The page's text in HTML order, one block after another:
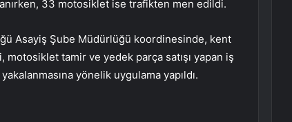
33 motosiklet ise trafikten men edildi.
Asayiş Şube Müdürlüğü koordinesinde, kent
tamir ve yedek parça satışı yapan iş
yönelik uygulama yapıldı.